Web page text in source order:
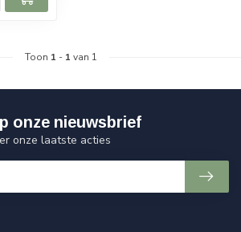
Toon 1 - 1 van 1
onze nieuwsbrief
onze laatste acties